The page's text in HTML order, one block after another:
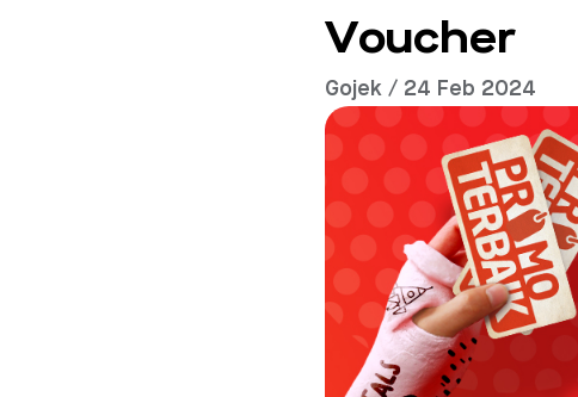
Voucher
Gojek / 24 Feb 2024